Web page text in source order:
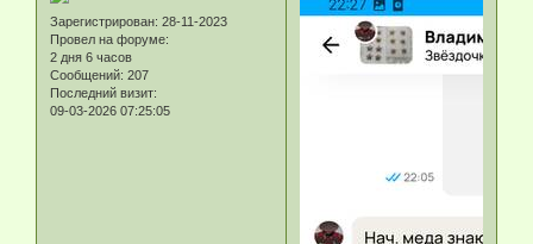
Зарегистрирован: 28-11-2023
Провел на форуме:
2 дня 6 часов
Сообщений: 207
Последний визит:
09-03-2026 07:25:05